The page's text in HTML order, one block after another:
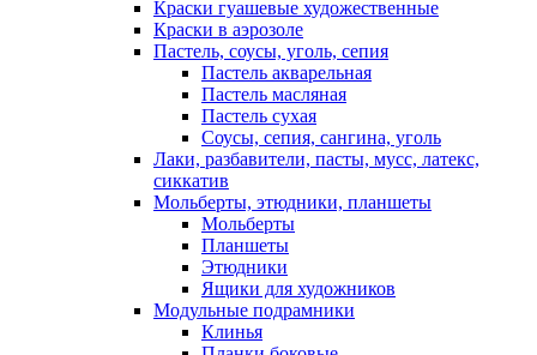
Краски гуашевые художественные
Краски в аэрозоле
Пастель, соусы, уголь, сепия
Пастель акварельная
Пастель масляная
Пастель сухая
Соусы, сепия, сангина, уголь
Лаки, разбавители, пасты, мусс, латекс,
сиккатив
Мольберты, этюдники, планшеты
Мольберты
Планшеты
Этюдники
Ящики для художников
Модульные подрамники
Клинья